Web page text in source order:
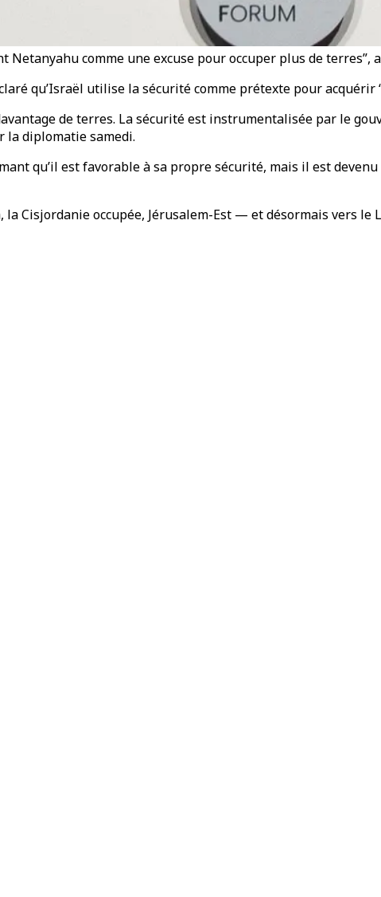
comme une excuse pour occuper plus de terres”,
qu’Israël utilise la sécurité comme prétexte pour acquérir
de terres. La sécurité est instrumentalisée par le
la diplomatie samedi.
qu’il est favorable à sa propre sécurité, mais il est devenu
Cisjordanie occupée, Jérusalem-Est — et désormais vers le